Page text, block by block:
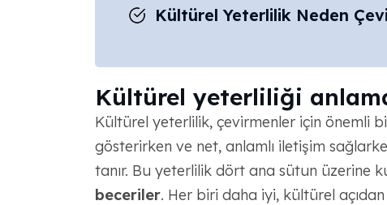
Kültürel Yeterlilik Neden
Kültürel yeterliliği
Kültürel yeterlilik, çevirmenler için önemli
gösterirken ve net, anlamlı iletişim
tanır. Bu yeterlilik dört ana sütun üzerine
beceriler. Her biri daha iyi, kültürel